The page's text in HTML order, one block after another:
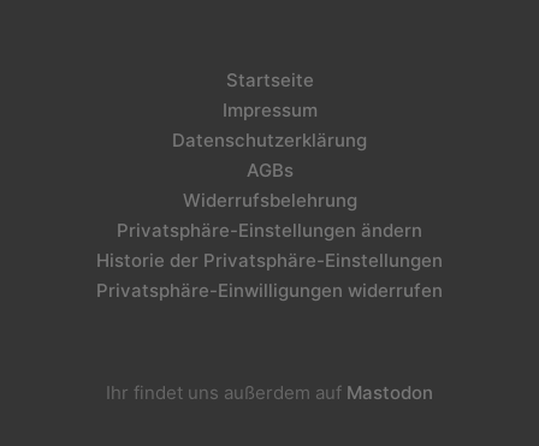
Startseite
Impressum
Datenschutzerklärung
AGBs
Widerrufsbelehrung
Privatsphäre-Einstellungen ändern
Historie der Privatsphäre-Einstellungen
Privatsphäre-Einwilligungen widerrufen
Ihr findet uns außerdem auf Mastodon